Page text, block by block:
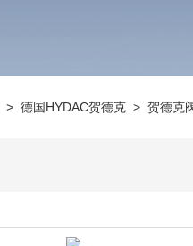
> 德国HYDAC贺德克 > 贺德克